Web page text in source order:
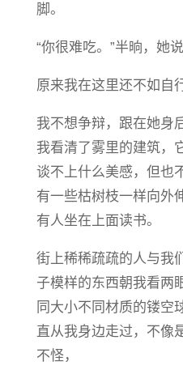
脚。
“你很难吃。”半晌，她
原来我在这里还不如自
我不想争辩，跟在她身
我看清了雾里的建筑，
谈不上什么美感，但也
有一些枯树枝一样向外
有人坐在上面读书。
街上稀稀疏疏的人与我
子模样的东西朝我看两
同大小不同材质的镂空
直从我身边走过，不像
不怪，